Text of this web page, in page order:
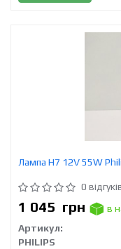
Лампа Н7 12V 55W
0
1 045 грн
в
Артикул:
PHILIPS